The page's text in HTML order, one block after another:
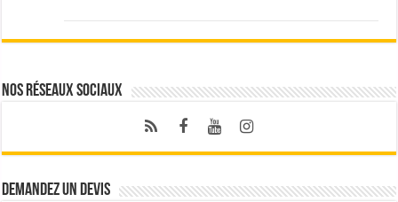
Nos réseaux sociaux
Demandez un devis